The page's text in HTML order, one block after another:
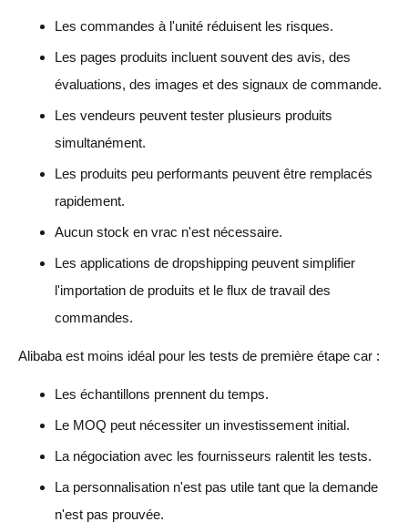
Les commandes à l'unité réduisent les risques.
Les pages produits incluent souvent des avis, des
évaluations, des images et des signaux de commande.
Les vendeurs peuvent tester plusieurs produits
simultanément.
Les produits peu performants peuvent être remplacés
rapidement.
Aucun stock en vrac n'est nécessaire.
Les applications de dropshipping peuvent simplifier
l'importation de produits et le flux de travail des
commandes.
Alibaba est moins idéal pour les tests de première étape car :
Les échantillons prennent du temps.
Le MOQ peut nécessiter un investissement initial.
La négociation avec les fournisseurs ralentit les tests.
La personnalisation n'est pas utile tant que la demande
n'est pas prouvée.